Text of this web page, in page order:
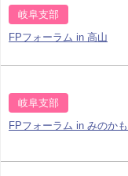
岐阜支部
FPフォーラム in 高山
岐阜支部
FPフォーラム in みのかも